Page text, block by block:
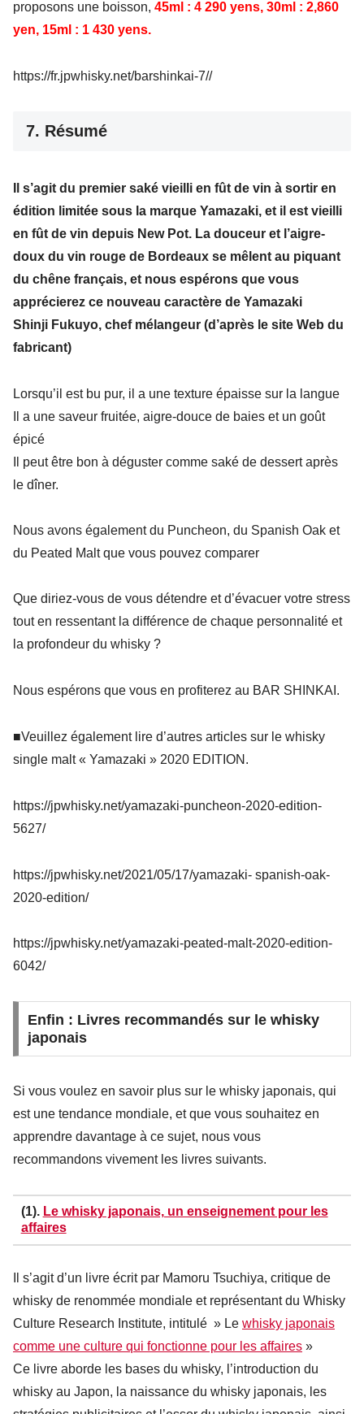
proposons une boisson, 45ml : 4 290 yens, 30ml : 2,860
yen, 15ml : 1 430 yens.
https://fr.jpwhisky.net/barshinkai-7//
7. Résumé
Il s’agit du premier saké vieilli en fût de vin à sortir en
édition limitée sous la marque Yamazaki, et il est vieilli
en fût de vin depuis New Pot. La douceur et l’aigre-
doux du vin rouge de Bordeaux se mêlent au piquant
du chêne français, et nous espérons que vous
apprécierez ce nouveau caractère de Yamazaki
Shinji Fukuyo, chef mélangeur (d’après le site Web du
fabricant)
Lorsqu’il est bu pur, il a une texture épaisse sur la langue
Il a une saveur fruitée, aigre-douce de baies et un goût
épicé
Il peut être bon à déguster comme saké de dessert après
le dîner.
Nous avons également du Puncheon, du Spanish Oak et
du Peated Malt que vous pouvez comparer
Que diriez-vous de vous détendre et d’évacuer votre stress
tout en ressentant la différence de chaque personnalité et
la profondeur du whisky ?
Nous espérons que vous en profiterez au BAR SHINKAI.
■Veuillez également lire d’autres articles sur le whisky
single malt « Yamazaki » 2020 EDITION .
https://jpwhisky.net/yamazaki-puncheon-2020-edition-
5627/
https://jpwhisky.net/2021/05/17/yamazaki- spanish-oak-
2020-edition/
https://jpwhisky.net/yamazaki-peated-malt-2020-edition-
6042/
Enfin : Livres recommandés sur le whisky
japonais
Si vous voulez en savoir plus sur le whisky japonais, qui
est une tendance mondiale, et que vous souhaitez en
apprendre davantage à ce sujet, nous vous
recommandons vivement les livres suivants.
(1). Le whisky japonais, un enseignement pour les
affaires
Il s’agit d’un livre écrit par Mamoru Tsuchiya, critique de
whisky de renommée mondiale et représentant du Whisky
Culture Research Institute, intitulé » Le whisky japonais
comme une culture qui fonctionne pour les affaires »
Ce livre aborde les bases du whisky, l’introduction du
whisky au Japon, la naissance du whisky japonais, les